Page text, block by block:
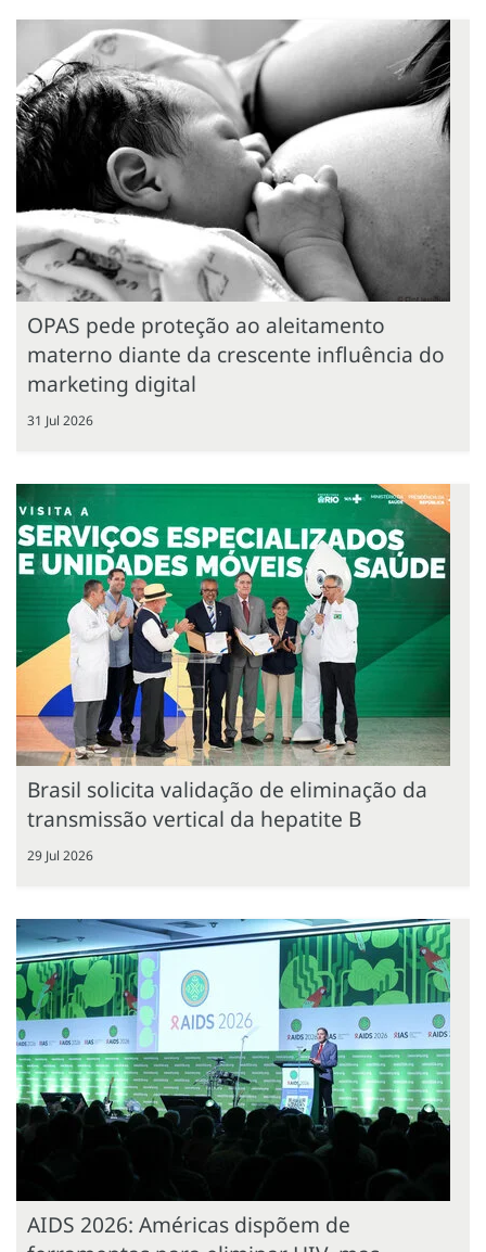
OPAS pede proteção ao aleitamento
materno diante da crescente influência do
marketing digital
31 Jul 2026
Brasil solicita validação de eliminação da
transmissão vertical da hepatite B
29 Jul 2026
AIDS 2026: Américas dispõem de